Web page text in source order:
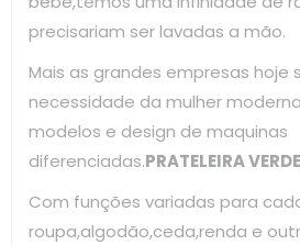
precisariam ser lavadas a mão.
Mais as grandes empresas hoje
necessidade da mulher
modelos e design de maquinas
diferenciadas.PRATELEIRA
Com funções variadas para
roupa,algodão,ceda,renda e